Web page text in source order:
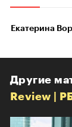
Екатерина
Другие
Review |